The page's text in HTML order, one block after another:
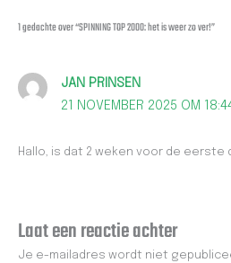
1 gedachte over “SPINNING TOP 2000: het is weer zo ver!”
JAN PRINSEN
21 NOVEMBER 2025 OM
Hallo, is dat 2 weken voor de eerste
Laat een reactie achter
Je e-mailadres wordt niet